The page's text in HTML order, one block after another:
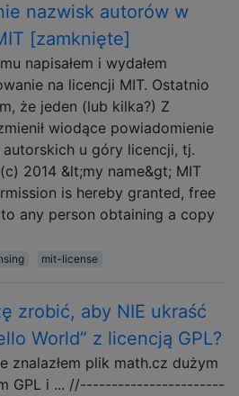
nazwisk autorów w
[zamknięte]
napisałem i wydałem
na licencji MIT. Ostatnio
że jeden (lub kilka?) Z
wiodące powiadomienie
u góry licencji, tj.
2014 &lt;my name&gt; MIT
is hereby granted, free
any person obtaining a copy
mit-license
zrobić, aby NIE ukraść
World” z licencją GPL?
znalazłem plik math.cz dużym
GPL i ... //-----------------------